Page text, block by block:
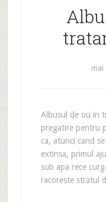
mai
Albusul de ou in
pregatire pentru
ca, atunci cand
extinsa, primul
sub apa rece
racoreste stratul